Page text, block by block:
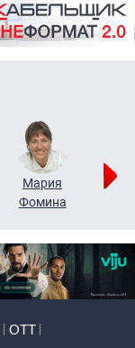
Мария
Фомина
ОТТ